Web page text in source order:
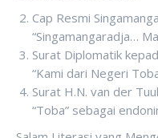
Cap Resmi
“Singamangaradja…
Surat Diplomatik
“Kami dari Negeri
Surat H.N. van der
“Toba” sebagai